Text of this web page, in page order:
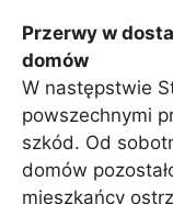
Przerwy w
domów
W następstwie
powszechnymi
szkód. Od
domów
mieszkańcy